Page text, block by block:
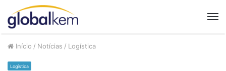
Início / Notícias / Logística
Logística